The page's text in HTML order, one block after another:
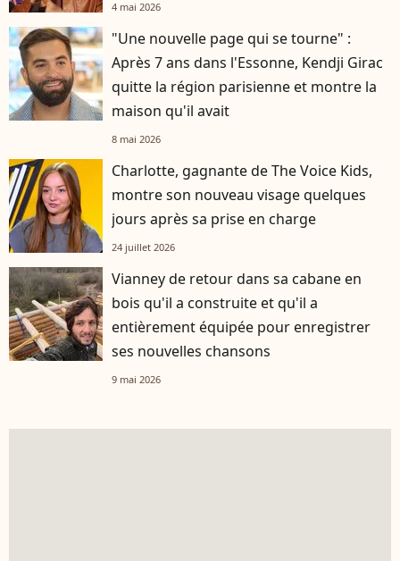
4 mai 2026
"Une nouvelle page qui se tourne" :
Après 7 ans dans l'Essonne, Kendji Girac
quitte la région parisienne et montre la
maison qu'il avait
8 mai 2026
Charlotte, gagnante de The Voice Kids,
montre son nouveau visage quelques
jours après sa prise en charge
24 juillet 2026
Vianney de retour dans sa cabane en
bois qu'il a construite et qu'il a
entièrement équipée pour enregistrer
ses nouvelles chansons
9 mai 2026